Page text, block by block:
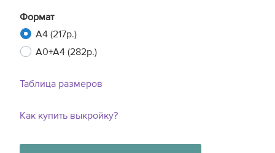
Формат
A4 (217р.)
A0+A4 (282р.)
Таблица размеров
Как купить выкройку?